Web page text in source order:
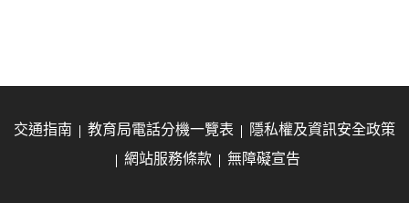
交通指南 教育局電話分機一覽表
隱私權及資訊安全政策
網站服務條款
無障礙宣告